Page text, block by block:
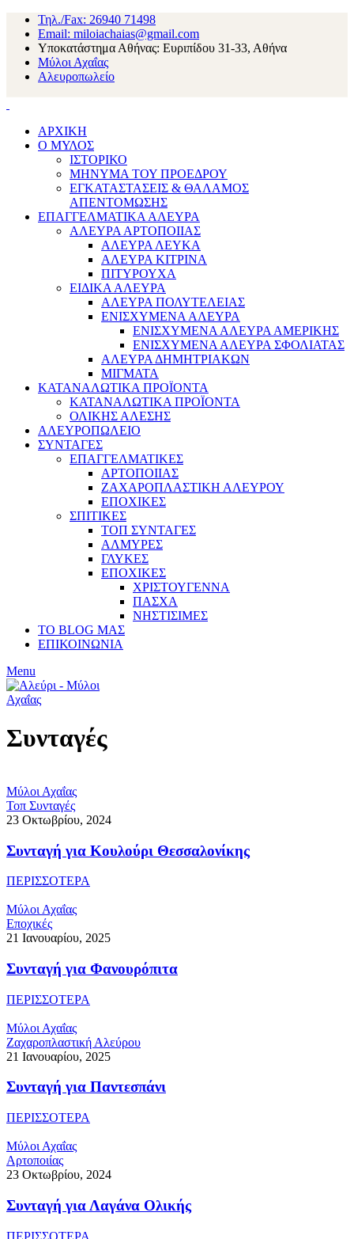
Τηλ./Fax: 26940 71498
Email: miloiachaias@gmail.com
Υποκατάστημα Αθήνας: Ευριπίδου 31-33, Αθήνα
Μύλοι Αχαΐας
Αλευροπωλείο
ΑΡΧΙΚΗ
Ο ΜΥΛΟΣ
ΙΣΤΟΡΙΚΟ
ΜΗΝΥΜΑ ΤΟΥ ΠΡΟΕΔΡΟΥ
ΕΓΚΑΤΑΣΤΑΣΕΙΣ & ΘΑΛΑΜΟΣ
ΑΠΕΝΤΟΜΩΣΗΣ
ΕΠΑΓΓΕΛΜΑΤΙΚΑ ΑΛΕΥΡΑ
ΑΛΕΥΡΑ ΑΡΤΟΠΟΙΙΑΣ
ΑΛΕΥΡΑ ΛΕΥΚΑ
ΑΛΕΥΡΑ ΚΙΤΡΙΝΑ
ΠΙΤΥΡΟΥΧΑ
ΕΙΔΙΚΑ ΑΛΕΥΡΑ
ΑΛΕΥΡΑ ΠΟΛΥΤΕΛΕΙΑΣ
ΕΝΙΣΧΥΜΕΝΑ ΑΛΕΥΡΑ
ΕΝΙΣΧΥΜΕΝΑ ΑΛΕΥΡΑ ΑΜΕΡΙΚΗΣ
ΕΝΙΣΧΥΜΕΝΑ ΑΛΕΥΡΑ ΣΦΟΛΙΑΤΑΣ
ΑΛΕΥΡΑ ΔΗΜΗΤΡΙΑΚΩΝ
ΜΙΓΜΑΤΑ
ΚΑΤΑΝΑΛΩΤΙΚΑ ΠΡΟΪΟΝΤΑ
ΚΑΤΑΝΑΛΩΤΙΚΑ ΠΡΟΪΟΝΤΑ
ΟΛΙΚΗΣ ΑΛΕΣΗΣ
ΑΛΕΥΡΟΠΩΛΕΙΟ
ΣΥΝΤΑΓΕΣ
ΕΠΑΓΓΕΛΜΑΤΙΚΕΣ
ΑΡΤΟΠΟΙΙΑΣ
ΖΑΧΑΡΟΠΛΑΣΤΙΚΗ ΑΛΕΥΡΟΥ
ΕΠΟΧΙΚΕΣ
ΣΠΙΤΙΚΕΣ
ΤΟΠ ΣΥΝΤΑΓΕΣ
ΑΛΜΥΡΕΣ
ΓΛΥΚΕΣ
ΕΠΟΧΙΚΕΣ
ΧΡΙΣΤΟΥΓΕΝΝΑ
ΠΑΣΧΑ
ΝΗΣΤΙΣΙΜΕΣ
ΤΟ BLOG ΜΑΣ
ΕΠΙΚΟΙΝΩΝΙΑ
Menu
Συνταγές
Μύλοι Αχαΐας
Τοπ Συνταγές
23 Οκτωβρίου, 2024
Συνταγή για Κουλούρι Θεσσαλονίκης
ΠΕΡΙΣΣΟΤΕΡΑ
Μύλοι Αχαΐας
Εποχικές
21 Ιανουαρίου, 2025
Συνταγή για Φανουρόπιτα
ΠΕΡΙΣΣΟΤΕΡΑ
Μύλοι Αχαΐας
Ζαχαροπλαστική Αλεύρου
21 Ιανουαρίου, 2025
Συνταγή για Παντεσπάνι
ΠΕΡΙΣΣΟΤΕΡΑ
Μύλοι Αχαΐας
Αρτοποιίας
23 Οκτωβρίου, 2024
Συνταγή για Λαγάνα Ολικής
ΠΕΡΙΣΣΟΤΕΡΑ